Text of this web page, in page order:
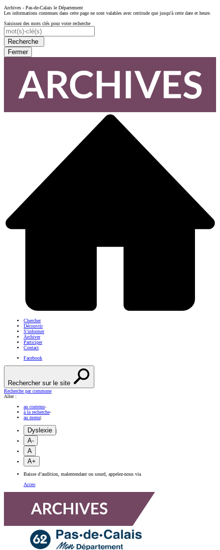
Archives - Pas-de-Calais le Département
Les informations contenues dans cette page ne sont valables avec certitude que jusqu'à cette date et heure.
Saisissez des mots clés pour votre recherche
Recherche
Fermer
Chercher
Découvrir
S'informer
Archiver
Participer
Contact
Facebook
Rechercher sur le site
Recherche par commune
Aller :
au contenu-
à la recherche-
au menu|
Dyslexie |
A-
A
A+
Baisse d’audition, malentendant ou sourd, appelez-nous via
Acceo